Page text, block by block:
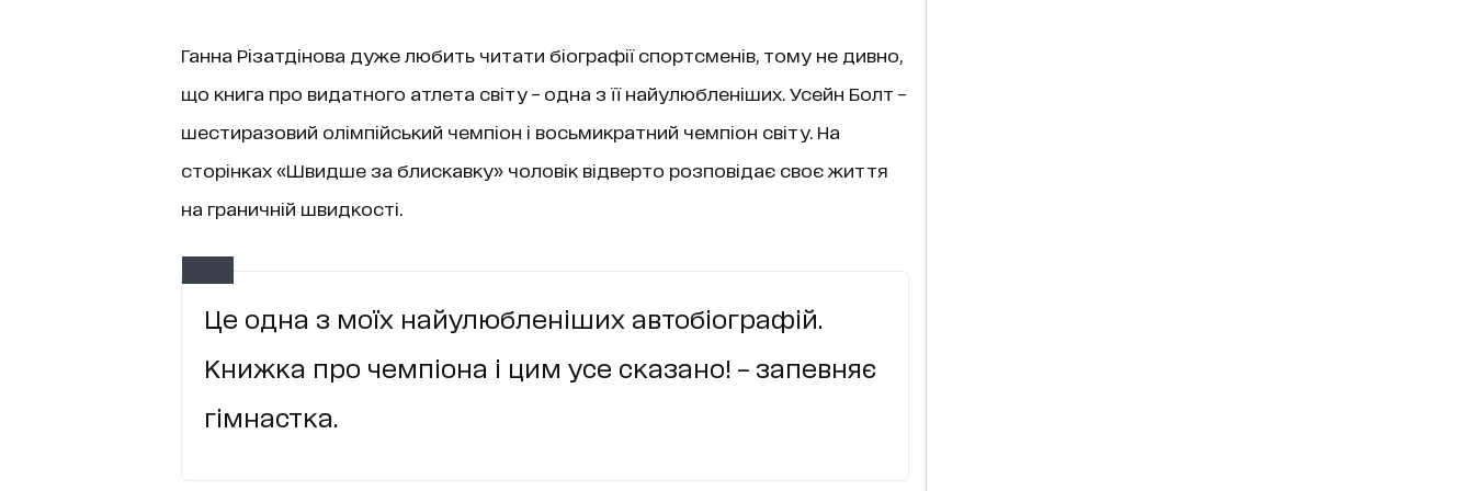
Ганна Різатдінова дуже любить читати біографії спортсменів, тому не дивно,
що книга про видатного атлета світу – одна з її найулюбленіших. Усейн Болт –
шестиразовий олімпійський чемпіон і восьмикратний чемпіон світу. На
сторінках «Швидше за блискавку» чоловік відверто розповідає своє життя
на граничній швидкості.
Це одна з моїх найулюбленіших автобіографій.
Книжка про чемпіона і цим усе сказано! – запевняє
гімнастка.